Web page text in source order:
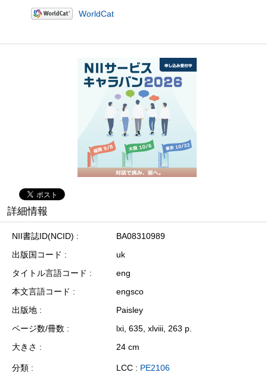
WorldCat
詳細情報
NII書誌ID(NCID)
BA08310989
出版国コード
uk
タイトル言語コード
eng
本文言語コード
engsco
出版地
Paisley
ページ数/冊数
lxi, 635, xlviii, 263 p.
大きさ
24 cm
分類 LCC : PE2106